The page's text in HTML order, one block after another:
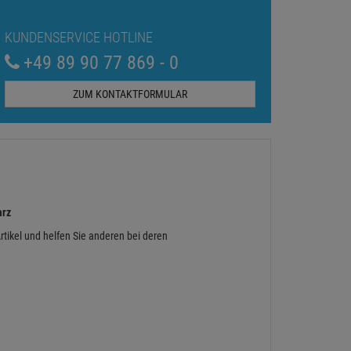
KUNDENSERVICE HOTLINE
+49 89 90 77 869 - 0
ZUM KONTAKTFORMULAR
und helfen Sie anderen bei deren